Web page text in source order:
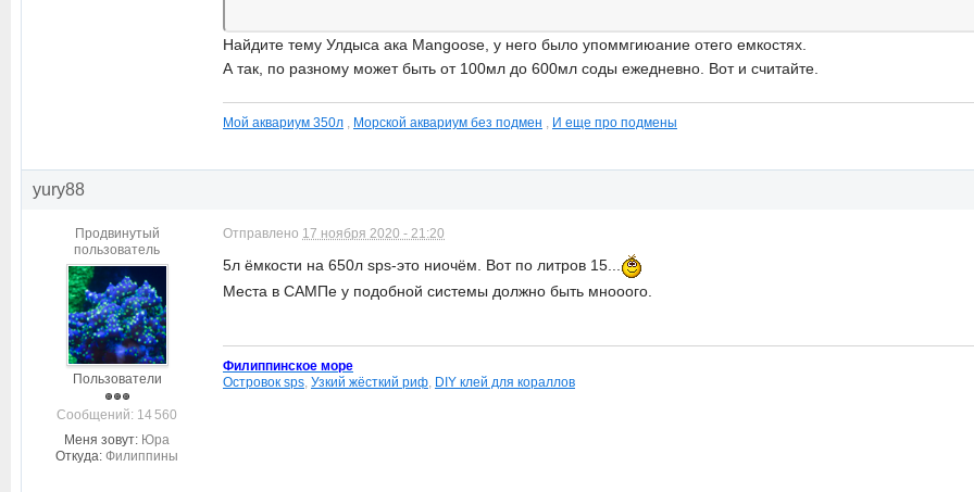
Найдите тему Улдыса ака Mangoose, у него было упоммгиюание отего емкостях.
А так, по разному может быть от 100мл до 600мл соды ежедневно. Вот и считайте.
Мой аквариум 350л Морской аквариум без подмен И еще про подмены
yury88
Продвинутый
пользователь
Пользователи
Cообщений: 14 560
Меня зовут: Юра
Откуда: Филиппины
Отправлено 17 ноября 2020 - 21:20
5л ёмкости на 650л sps-это ниочём. Вот по литров 15...
Места в САМПе у подобной системы должно быть мнооого.
Филиппинское море
Островок sps Узкий жёсткий риф DIY клей для кораллов